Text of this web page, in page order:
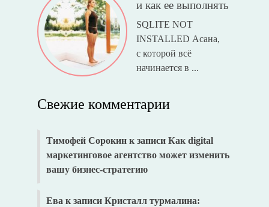
и как ее выполнять
SQLITE NOT
INSTALLED Асана,
с которой всё
начинается в ...
Свежие комментарии
Тимофей Сорокинк записи Как digital
маркетинговое агентство может изменить
вашу бизнес-стратегию
Ева к записи Кристалл турмалина: